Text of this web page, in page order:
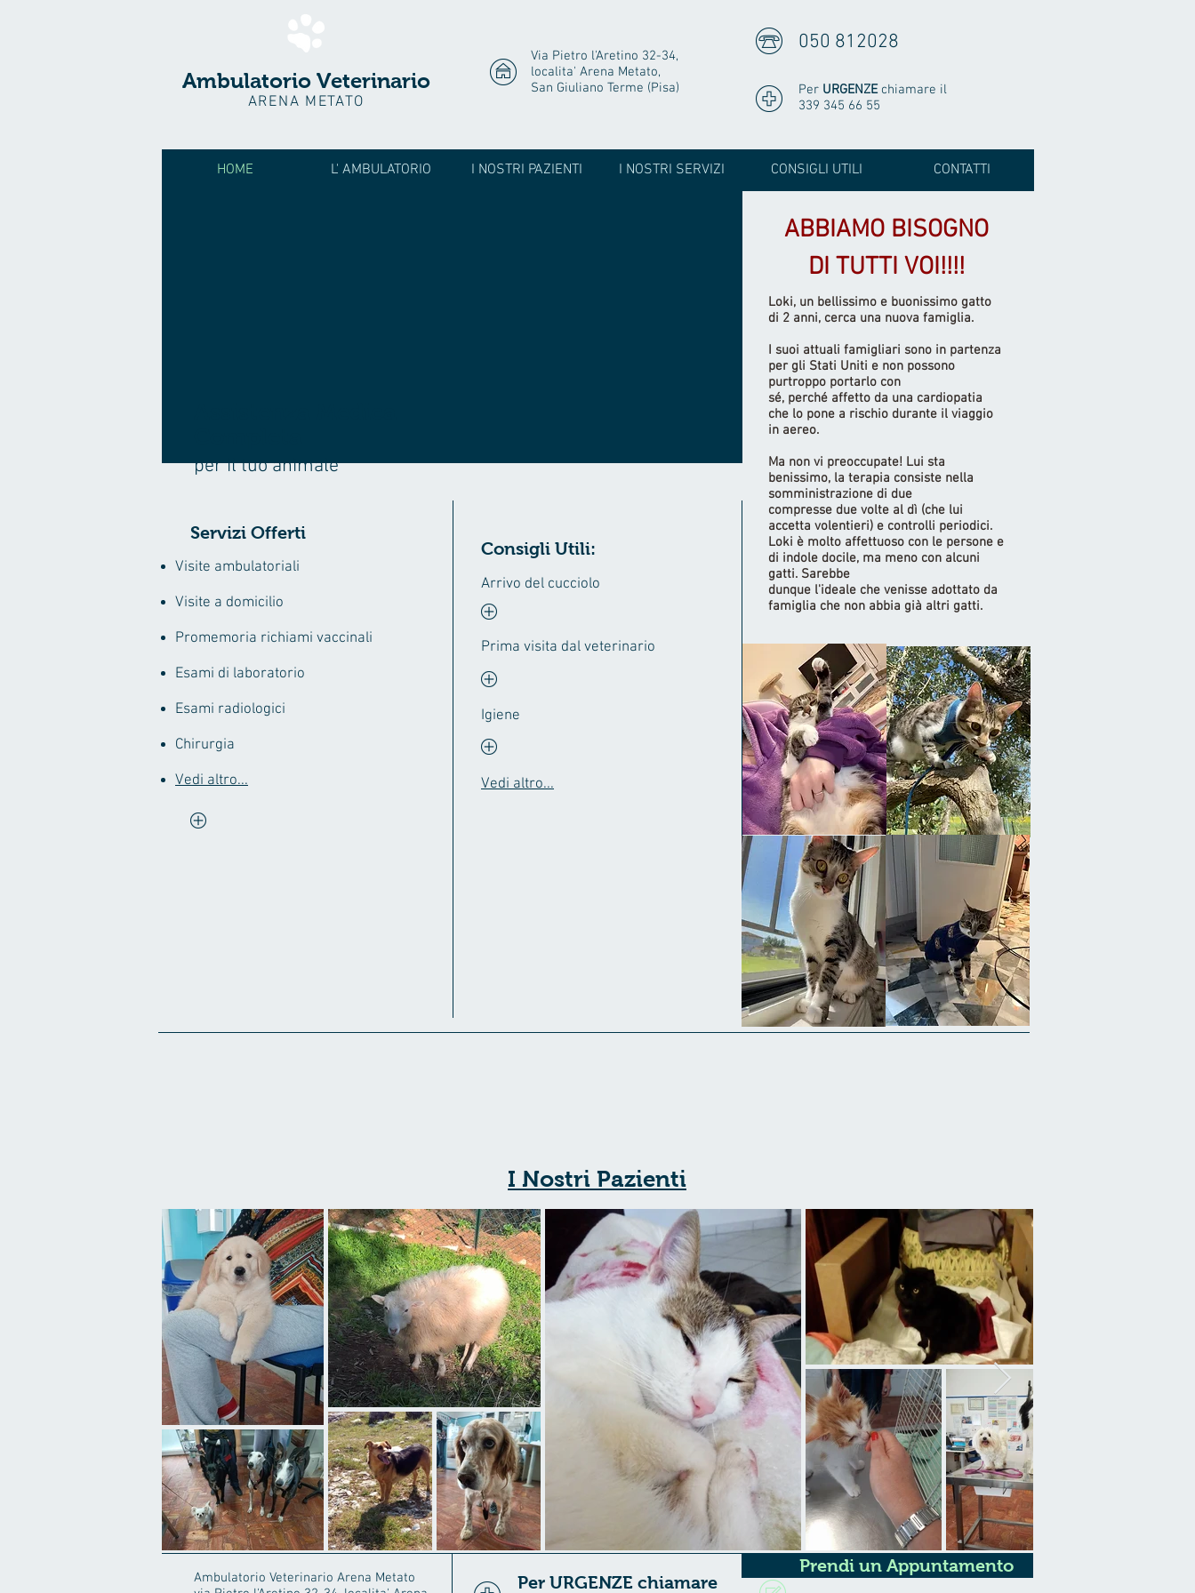
Ambulatorio Veterinario
ARENA METATO
Via Pietro l'Aretino 32-34,
localita' Arena Metato,
San Giuliano Terme (Pisa)
050 812028
Per URGENZEchiamare il
339 345 66 55
HOME L' AMBULATORIO I NOSTRI PAZIENTI I NOSTRI SERVIZI CONSIGLI UTILI CONTATTI
per il tuo animale
Servizi Offerti
Visite ambulatoriali
Visite a domicilio
Promemoria richiami vaccinali
Esami di laboratorio
Esami radiologici
Chirurgia
Vedi altro...
Consigli Utili:
Arrivo del cucciolo
Prima visita dal veterinario
Igiene
Vedi altro...
ABBIAMO BISOGNO
DI TUTTI VOI!!!!
Loki, un bellissimo e buonissimo gatto
di 2 anni, cerca una nuova famiglia.
I suoi attuali famigliari sono in partenza
per gli Stati Uniti e non possono
purtroppo portarlo con
sé, perché affetto da una cardiopatia
che lo pone a rischio durante il viaggio
in aereo.
Ma non vi preoccupate! Lui sta
benissimo, la terapia consiste nella
somministrazione di due
compresse due volte al dì (che lui
accetta volentieri) e controlli periodici.
Loki è molto affettuoso con le persone e
di indole docile, ma meno con alcuni
gatti. Sarebbe
dunque l'ideale che venisse adottato da
famiglia che non abbia già altri gatti.
I Nostri Pazienti
Prendi un Appuntamento
Ambulatorio Veterinario Arena Metato
Per URGENZE chiamare